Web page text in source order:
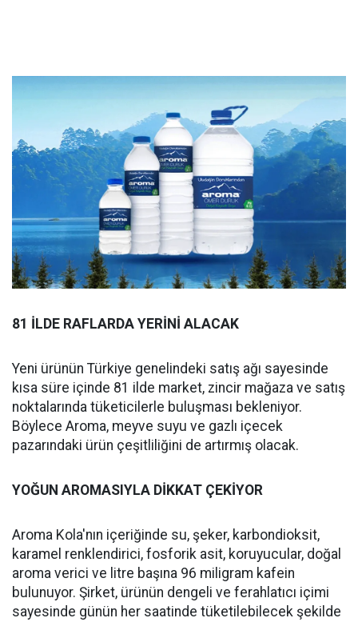
81 İLDE RAFLARDA YERİNİ ALACAK
Yeni ürünün Türkiye genelindeki satış ağı sayesinde
kısa süre içinde 81 ilde market, zincir mağaza ve satış
noktalarında tüketicilerle buluşması bekleniyor.
Böylece Aroma, meyve suyu ve gazlı içecek
pazarındaki ürün çeşitliliğini de artırmış olacak.
YOĞUN AROMASIYLA DİKKAT ÇEKİYOR
Aroma Kola'nın içeriğinde su, şeker, karbondioksit,
karamel renklendirici, fosforik asit, koruyucular, doğal
aroma verici ve litre başına 96 miligram kafein
bulunuyor. Şirket, ürünün dengeli ve ferahlatıcı içimi
sayesinde günün her saatinde tüketilebilecek şekilde